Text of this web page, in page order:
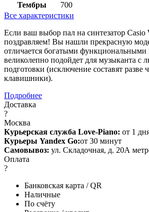
Тембры
700
Все характеристики
Если ваш выбор пал на синтезатор
поздравляем! Вы нашли прекрасную
отличается богатыми
великолепно подойдет для музыканта с
подготовки (исключение составят
клавишники).
Подробнее
Доставка
?
Москва
Курьерская служба Love-Piano: от 1
Курьеры Yandex Go:от 30 минут
Самовывоз: ул. Складочная, д. 20А
Оплата
?
Банковская карта / QR
Наличные
По счёту